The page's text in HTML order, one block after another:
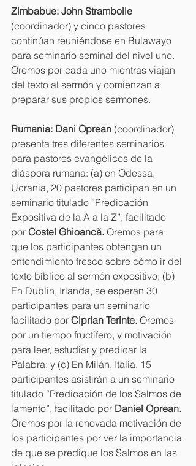
Zimbabue: John Strambolie
(coordinador) y cinco pastores
continúan reuniéndose en Bulawayo
para seminario seminal del nivel uno.
Oremos por cada uno mientras viajan
del texto al sermón y comienzan a
preparar sus propios sermones.
Rumania: Dani Oprean (coordinador)
presenta tres diferentes seminarios
para pastores evangélicos de la
diáspora rumana: (a) en Odessa,
Ucrania, 20 pastores participan en un
seminario titulado “Predicación
Expositiva de la A a la Z”, facilitado
por Costel Ghioancă. Oremos para
que los participantes obtengan un
entendimiento fresco sobre cómo ir del
texto bíblico al sermón expositivo; (b)
En Dublin, Irlanda, se esperan 30
participantes para un seminario
facilitado por Ciprian Terinte. Oremos
por un tiempo fructífero, y motivación
para leer, estudiar y predicar la
Palabra; y (c) En Milán, Italia, 15
participantes asistirán a un seminario
titulado “Predicación de los Salmos de
lamento”, facilitado por Daniel Oprean.
Oremos por la renovada motivación de
los participantes por ver la importancia
de que se predique los Salmos en las